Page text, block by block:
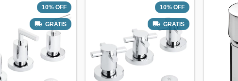
10% OFF
GRATIS
10% OFF
GRATIS